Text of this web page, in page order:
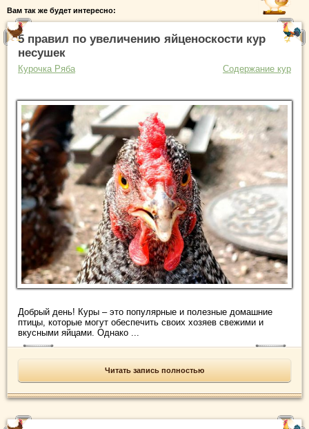
Вам так же будет интересно:
5 правил по увеличению яйценоскости кур
несушек
Курочка Ряба Содержание кур
Добрый день! Куры – это популярные и полезные домашние
птицы, которые могут обеспечить своих хозяев свежими и
вкусными яйцами. Однако ...
Читать запись полностью